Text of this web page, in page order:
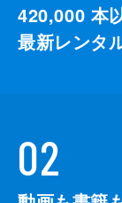
420,000 本
最新レンタ
02